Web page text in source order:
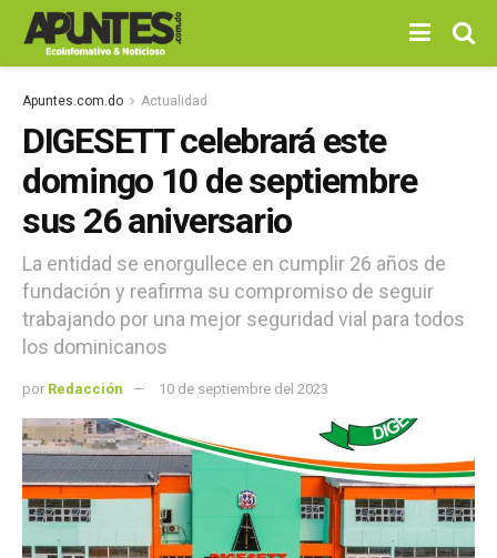
Apuntes.com.do Actualidad
DIGESETT celebrará este
domingo 10 de septiembre
sus 26 aniversario
La entidad se enorgullece en cumplir 26 años de
fundación y reafirma su compromiso de seguir
trabajando por una mejor seguridad vial para todos
los dominicanos
por Redacción 10 de septiembre del 2023